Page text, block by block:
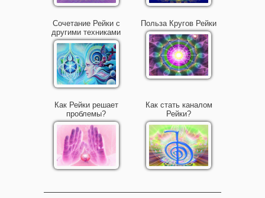
Сочетание Рейки с
другими техниками
Польза Кругов Рейки
Как Рейки решает
проблемы?
Как стать каналом
Рейки?